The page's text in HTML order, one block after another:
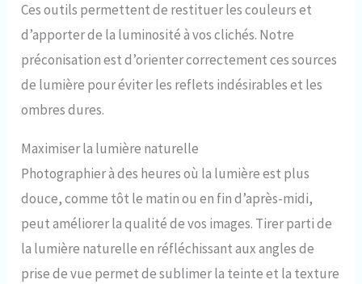
Ces outils permettent de restituer les couleurs et
d’apporter de la luminosité à vos clichés. Notre
préconisation est d’orienter correctement ces sources
de lumière pour éviter les reflets indésirables et les
ombres dures.
Maximiser la lumière naturelle
Photographier à des heures où la lumière est plus
douce, comme tôt le matin ou en fin d’après-midi,
peut améliorer la qualité de vos images. Tirer parti de
la lumière naturelle en réfléchissant aux angles de
prise de vue permet de sublimer la teinte et la texture